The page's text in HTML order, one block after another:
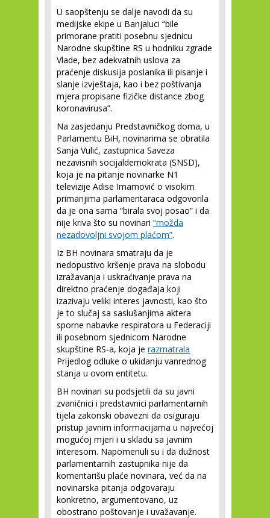
U saopštenju se dalje navodi da su
medijske ekipe u Banjaluci “bile
primorane pratiti posebnu sjednicu
Narodne skupštine RS u hodniku zgrade
Vlade, bez adekvatnih uslova za
praćenje diskusija poslanika ili pisanje i
slanje izvještaja, kao i bez poštivanja
mjera propisane fizičke distance zbog
koronavirusa”.
Na zasjedanju Predstavničkog doma, u
Parlamentu BiH, novinarima se obratila
Sanja Vulić, zastupnica Saveza
nezavisnih socijaldemokrata (SNSD),
koja je na pitanje novinarke N1
televizije Adise Imamović o visokim
primanjima parlamentaraca odgovorila
da je ona sama “birala svoj posao” i da
nije kriva što su novinari “možda
nezadovoljni svojom plaćom”.
Iz BH novinara smatraju da je
nedopustivo kršenje prava na slobodu
izražavanja i uskraćivanje prava na
direktno praćenje događaja koji
izazivaju veliki interes javnosti, kao što
je to slučaj sa saslušanjima aktera
sporne nabavke respiratora u Federaciji
ili posebnom sjednicom Narodne
skupštine RS-a, koja je razmatrala
Prijedlog odluke o ukidanju vanrednog
stanja u ovom entitetu.
BH novinari su podsjetili da su javni
zvaničnici i predstavnici parlamentarnih
tijela zakonski obavezni da osiguraju
pristup javnim informacijama u najvećoj
mogućoj mjeri i u skladu sa javnim
interesom. Napomenuli su i da dužnost
parlamentarnih zastupnika nije da
komentarišu plaće novinara, već da na
novinarska pitanja odgovaraju
konkretno, argumentovano, uz
obostrano poštovanje i uvažavanje.